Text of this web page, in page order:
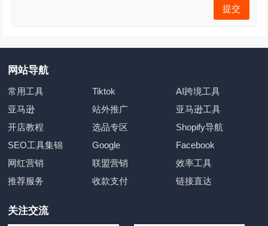
网站导航
常用工具 Tiktok
AI跨境工具
亚马逊
站外推广
亚马逊工具
开店教程
选品专区
Shopify导航
SEO工具集锦
Google
Facebook
网红营销
联盟营销
效率工具
推荐服务
收款支付 链接直达
关注交流